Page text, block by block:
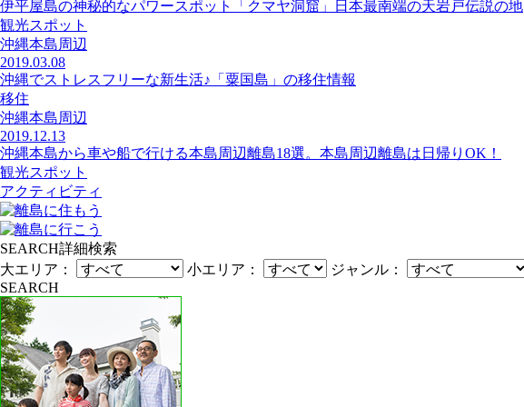
伊平屋島の神秘的なパワースポット「クマヤ洞窟」日本最南端の天岩戸伝説の地
観光スポット
沖縄本島周辺
2019.03.08
沖縄でストレスフリーな新生活♪「粟国島」の移住情報
移住
沖縄本島周辺
2019.12.13
沖縄本島から車や船で行ける本島周辺離島18選。本島周辺離島は日帰りOK！
観光スポット
アクティビティ
SEARCH詳細検索
大エリア：
小エリア： ジャンル：
SEARCH